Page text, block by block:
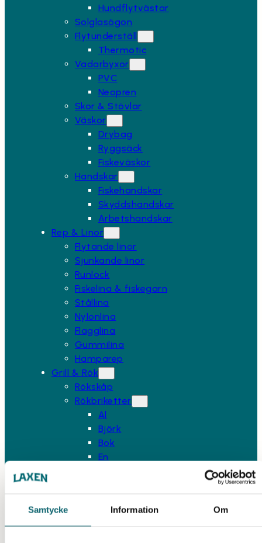
Samtycke Information Om
Hundflytvästar
Solglasögon
Flytunderställ
Thermotic
Vadarbyxor
PVC
Neopren
Skor & Stövlar
Väskor
Drybag
Ryggsäck
Fiskeväskor
Handskar
Fiskehandskar
Skyddshandskar
Arbetshandskar
Rep & Linor
Flytande linor
Sjunkande linor
Runlock
Fiskelina & fiskegarn
Stållina
Nylonlina
Flagglina
Gummilina
Hamparep
Grill & Rök
Rökskåp
Rökbriketter
Al
Björk
Bok
En